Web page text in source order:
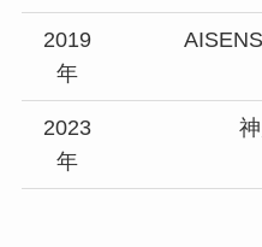
2019
年
2023
年